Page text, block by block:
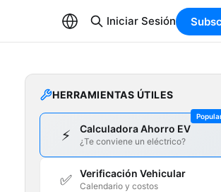
Iniciar Sesión
HERRAMIENTAS ÚTILES
⚡ Calculadora Ahorro EV
¿Te conviene un eléctrico?
✅ Verificación Vehicular
Calendario y costos